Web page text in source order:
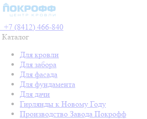
+7 (8412) 466-840
Каталог
Для кровли
Для забора
Для фасада
Для фундамента
Для дачи
Гирлянды к Новому Году
Производство Завода Покрофф